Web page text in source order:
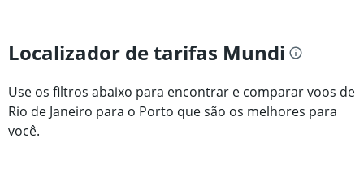
Localizador de tarifas Mundi
Use os filtros abaixo para encontrar e comparar voos de
Rio de Janeiro para o Porto que são os melhores para
você.